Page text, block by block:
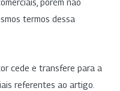
porém não
termos dessa
cede e transfere para a
referentes ao artigo.